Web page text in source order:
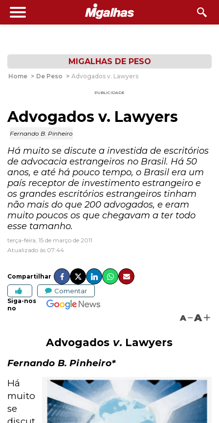
MIGALHAS DE PESO
Home > De Peso > Advogados v. Lawyers
PUBLICIDADE
Advogados v. Lawyers
Fernando B. Pinheiro
Há muito se discute a investida de escritórios
de advocacia estrangeiros no Brasil. Há 50
anos, e até há pouco tempo, o Brasil era um
país receptor de investimento estrangeiro e
os grandes escritórios estrangeiros tinham
não mais do que 200 advogados, e eram
muito poucos os que chegavam a ter todo
esse tamanho.
terça-feira, 15 de março de 2011
Atualizado às 07:44
Compartilhar
Comentar
Siga-nos
no
A A
Advogados v. Lawyers
Fernando B. Pinheiro*
Há
muito
se